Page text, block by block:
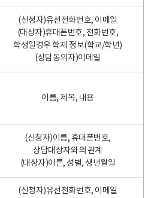
(신청자)유선전화번호, 이메일
(대상자)휴대폰번호, 전화번호,
학생일경우 학제 정보(학교/학년)
(상담동의자)이메일
이름, 제목, 내용
(신청자)이름, 휴대폰번호,
상담대상자와의 관계
(대상자)이른, 성별, 생년월일
(신청자)유선전화번호, 이메일